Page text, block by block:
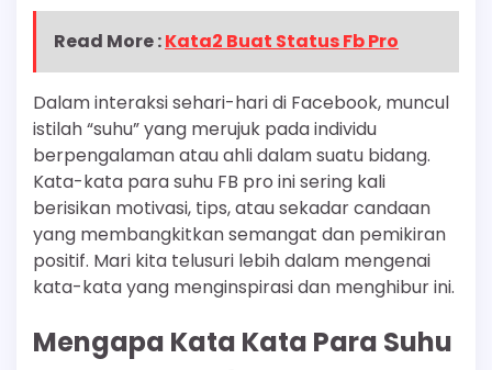
Read More :Kata2 Buat Status Fb Pro
Dalam interaksi sehari-hari di Facebook, muncul
istilah “suhu” yang merujuk pada individu
berpengalaman atau ahli dalam suatu bidang.
Kata-kata para suhu FB pro ini sering kali
berisikan motivasi, tips, atau sekadar candaan
yang membangkitkan semangat dan pemikiran
positif. Mari kita telusuri lebih dalam mengenai
kata-kata yang menginspirasi dan menghibur ini.
Mengapa Kata Kata Para Suhu